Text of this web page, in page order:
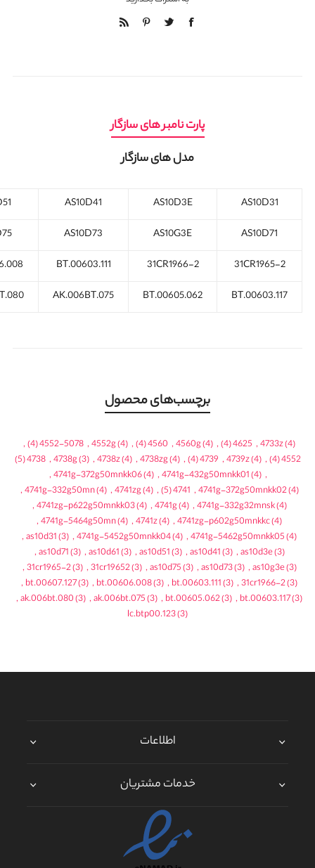
پارت نامبر های سازگار
مدل های سازگار
AS10D31
AS10D3E
AS10D41
AS10D71
AS10G3E
AS10D73
31CR1965-2
31CR1966-2
BT.00603.111
BT.00603.117
BT.00605.062
AK.006BT.075
برچسب‌های محصول
4733z(4)
,
4625
(4)
,
4560g(4)
,
4560
(4)
,
4552g(4)
,
4552-5078
(4)
,
4552
(4)
,
4739z(4)
,
4739
(4)
,
4738zg(4)
,
4738z(4)
,
4738g(3)
,
4738
(5)
,
4741g-432g50mnkk01(4)
,
4741g-372g50mnkk06(4)
,
4741g-372g50mnkk02(4)
,
4741
(5)
,
4741zg(4)
,
4741g-332g50mn(4)
,
4741g-332g32mnsk(4)
,
4741g(4)
,
4741zg-p622g50mnkk03(4)
,
4741zg-p602g50mnkkc(4)
,
4741z(4)
,
4741g-5464g50mn(4)
,
4741g-5462g50mnkk05(4)
,
4741g-5452g50mnkk04(4)
,
as10d31(3)
,
as10d3e(3)
,
as10d41(3)
,
as10d51(3)
,
as10d61(3)
,
as10d71(3)
,
as10g3e(3)
,
as10d73(3)
,
as10d75(3)
,
31cr19652(3)
,
31cr1965-2(3)
,
31cr1966-2(3)
,
bt.00603.111(3)
,
bt.00606.008(3)
,
bt.00607.127(3)
,
bt.00603.117(3)
,
bt.00605.062(3)
,
ak.006bt.075(3)
,
ak.006bt.080(3)
,
lc.btp00.123(3)
اطلاعات
خدمات مشتریان